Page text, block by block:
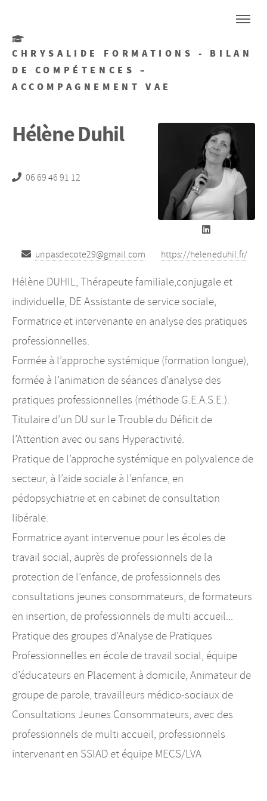
CHRYSALIDE FORMATIONS - BILAN
DE COMPÉTENCES –
ACCOMPAGNEMENT VAE
Hélène Duhil
06 69 46 91 12
unpasdecote29@gmail.com https://heleneduhil.fr/
Hélène DUHIL, Thérapeute familiale,conjugale et
individuelle, DE Assistante de service sociale,
Formatrice et intervenante en analyse des pratiques
professionnelles.
Formée à l’approche systémique (formation longue),
formée à l’animation de séances d’analyse des
pratiques professionnelles (méthode G.E.A.S.E.).
Titulaire d’un DU sur le Trouble du Déficit de
l’Attention avec ou sans Hyperactivité.
Pratique de l’approche systémique en polyvalence de
secteur, à l’aide sociale à l’enfance, en
pédopsychiatrie et en cabinet de consultation
libérale.
Formatrice ayant intervenue pour les écoles de
travail social, auprès de professionnels de la
protection de l’enfance, de professionnels des
consultations jeunes consommateurs, de formateurs
en insertion, de professionnels de multi accueil...
Pratique des groupes d’Analyse de Pratiques
Professionnelles en école de travail social, équipe
d’éducateurs en Placement à domicile, Animateur de
groupe de parole, travailleurs médico-sociaux de
Consultations Jeunes Consommateurs, avec des
professionnels de multi accueil, professionnels
intervenant en SSIAD et équipe MECS/LVA